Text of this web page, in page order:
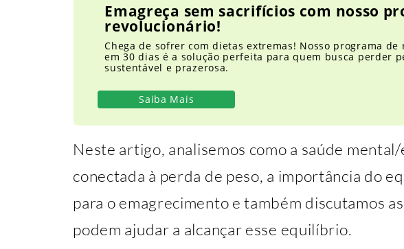
Emagreça sem sacrifícios com nosso
revolucionário!
Chega de sofrer com dietas extremas! Nosso programa de
em 30 dias é a solução perfeita para quem busca perder
sustentável e prazerosa.
Saiba Mais
Neste artigo, analisemos como a saúde
conectada à perda de peso, a importância do
para o emagrecimento e também discutamos
podem ajudar a alcançar esse equilíbrio.